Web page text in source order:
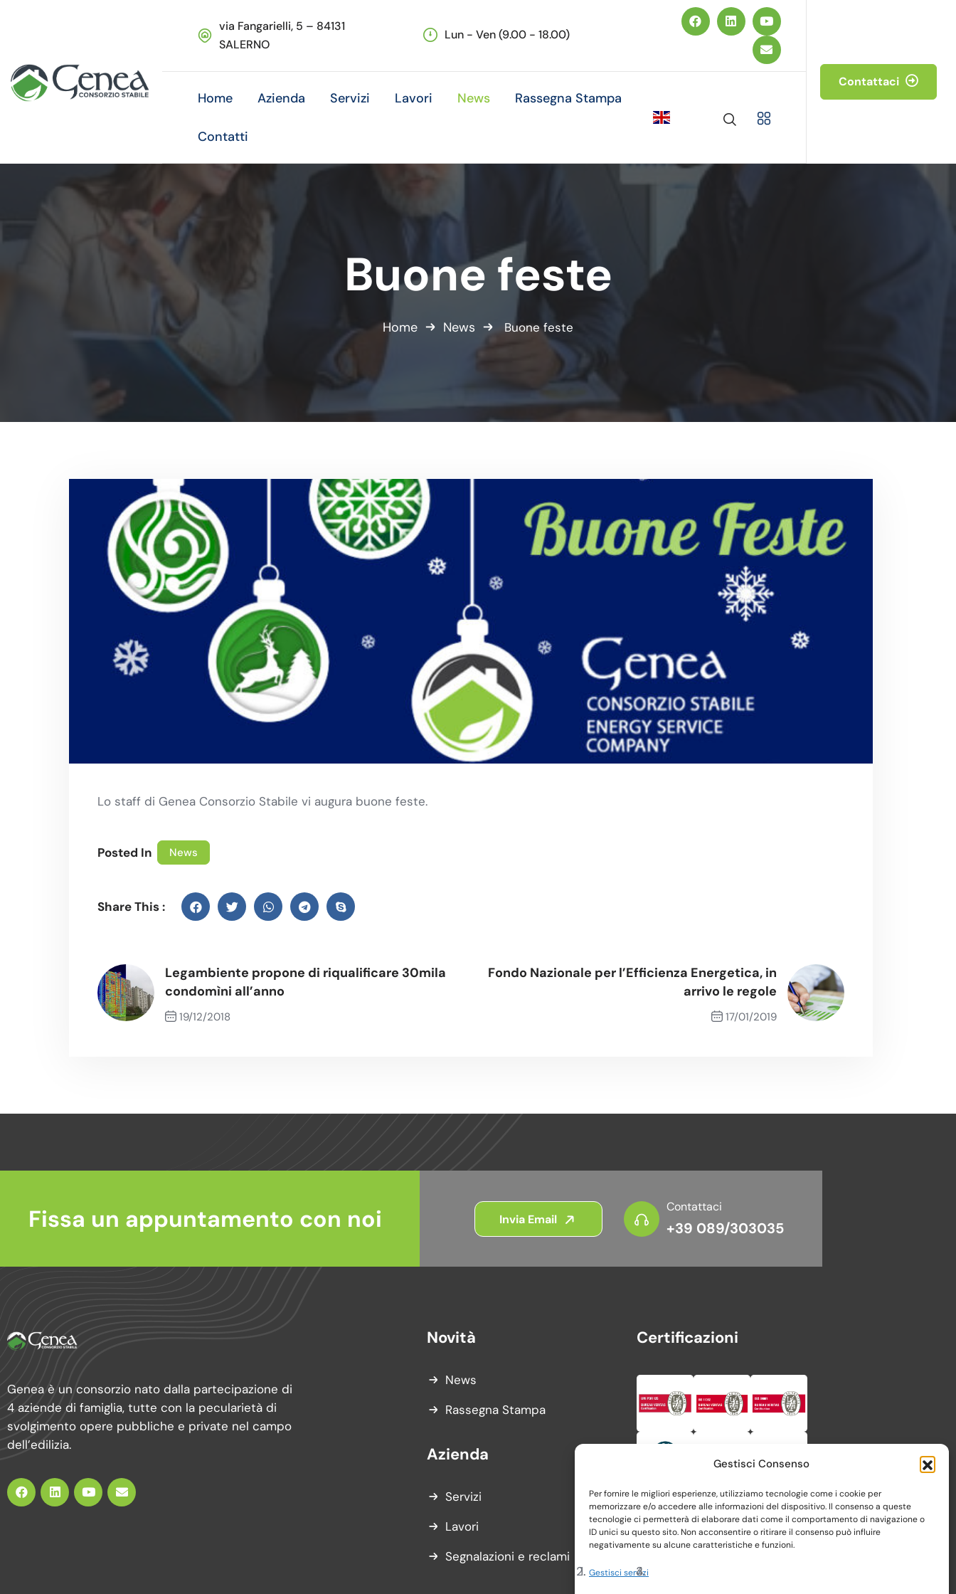
Gestisci Consenso
Per fornire le migliori esperienze, utilizziamo tecnologie come i cookie per
memorizzare e/o accedere alle informazioni del dispositivo. Il consenso a queste
tecnologie ci permetterà di elaborare dati come il comportamento di navigazione o
ID unici su questo sito. Non acconsentire o ritirare il consenso può influire
negativamente su alcune caratteristiche e funzioni.
Gestisci servizi
via Fangarielli, 5 – 84131
SALERNO
Lun - Ven (9.00 - 18.00)
Home Azienda Servizi Lavori News Rassegna Stampa
Contatti
Contattaci
Buone feste
Home News Buone feste
Lo staff di Genea Consorzio Stabile vi augura buone feste.
Posted In News
Share This :
Legambiente propone di riqualificare 30mila
condomìni all’anno
19/12/2018
Fondo Nazionale per l’Efficienza Energetica, in
arrivo le regole
17/01/2019
Fissa un appuntamento con noi Invia Email
Contattaci
+39 089/303035
Genea è un consorzio nato dalla partecipazione di
4 aziende di famiglia, tutte con la pecularietà di
svolgimento opere pubbliche e private nel campo
dell’edilizia.
Novità
News
Rassegna Stampa
Azienda
Servizi
Lavori
Segnalazioni e reclami
Certificazioni